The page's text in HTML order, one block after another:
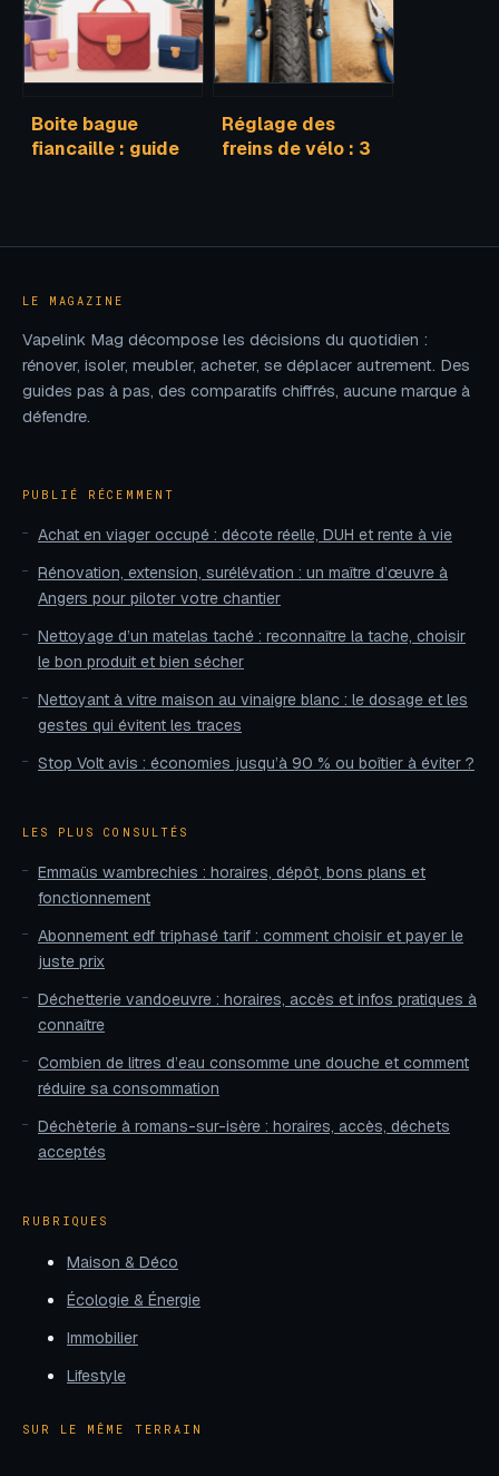
Boite bague
fiancaille : guide
Réglage des
freins de vélo : 3
sécuriser vos
LE MAGAZINE
Vapelink Mag décompose les décisions du quotidien :
rénover, isoler, meubler, acheter, se déplacer autrement. Des
guides pas à pas, des comparatifs chiffrés, aucune marque à
défendre.
PUBLIÉ RÉCEMMENT
Achat en viager occupé : décote réelle, DUH et rente à vie
Rénovation, extension, surélévation : un maître d’œuvre à
Angers pour piloter votre chantier
Nettoyage d’un matelas taché : reconnaître la tache, choisir
le bon produit et bien sécher
Nettoyant à vitre maison au vinaigre blanc : le dosage et les
gestes qui évitent les traces
Stop Volt avis : économies jusqu’à 90 % ou boîtier à éviter ?
LES PLUS CONSULTÉS
Emmaüs wambrechies : horaires, dépôt, bons plans et
fonctionnement
Abonnement edf triphasé tarif : comment choisir et payer le
juste prix
Déchetterie vandoeuvre : horaires, accès et infos pratiques à
connaître
Combien de litres d’eau consomme une douche et comment
réduire sa consommation
Déchèterie à romans-sur-isère : horaires, accès, déchets
acceptés
RUBRIQUES
Maison & Déco
Écologie & Énergie
Immobilier
Lifestyle
SUR LE MÊME TERRAIN